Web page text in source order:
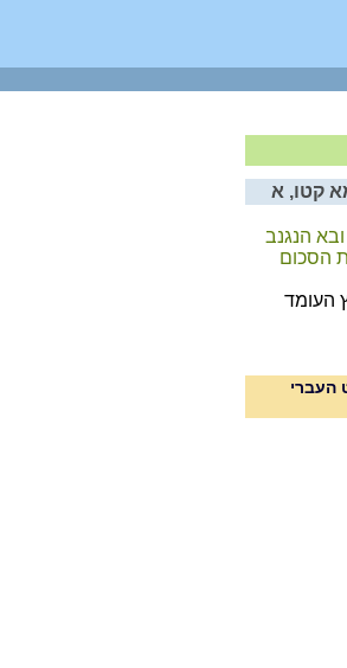
קטו, א
הנגנב
הסכום
העומד
העברי